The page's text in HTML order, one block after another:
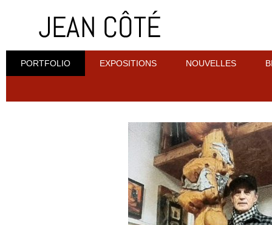
PORTFOLIO EXPOSITIONS NOUVELLES